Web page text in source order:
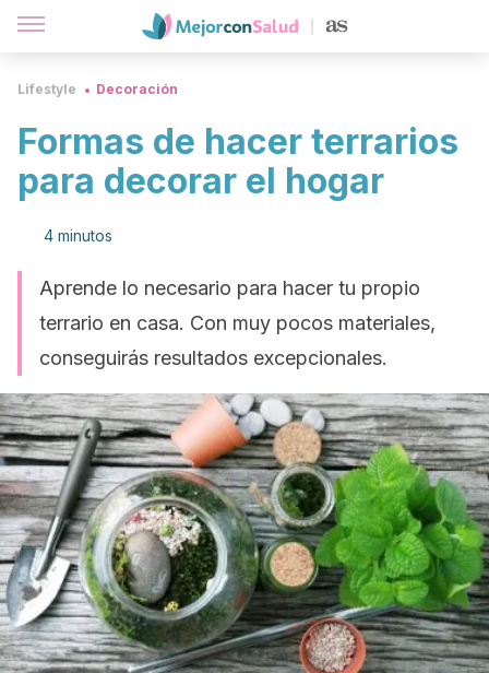
Lifestyle Decoración
Formas de hacer terrarios
para decorar el hogar
4 minutos
Aprende lo necesario para hacer tu propio
terrario en casa. Con muy pocos materiales,
conseguirás resultados excepcionales.